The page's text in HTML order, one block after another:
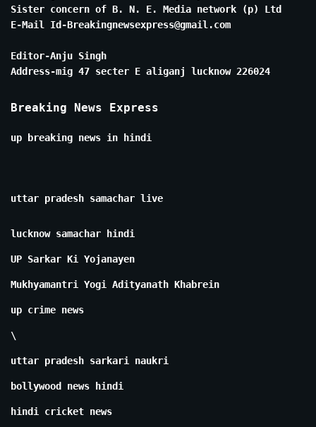
Sister concern of B. N. E. Media network (p) Ltd
E-Mail Id-Breakingnewsexpress@gmail.com
Editor-Anju Singh
Address-mig 47 secter E aliganj lucknow 226024
Breaking News Express
up breaking news in hindi
uttar pradesh samachar live
lucknow samachar hindi
UP Sarkar Ki Yojanayen
Mukhyamantri Yogi Adityanath Khabrein
up crime news
\
uttar pradesh sarkari naukri
bollywood news hindi
hindi cricket news